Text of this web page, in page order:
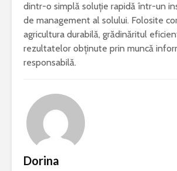
dintr-o simplă soluție rapidă într-un
de management al solului. Folosite
agricultura durabilă, grădinăritul
rezultatelor obținute prin muncă
responsabilă.
Dorina